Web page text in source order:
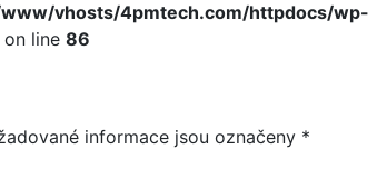
vhosts/4pmtech.com/httpdocs/wp-
on line 86
informace jsou označeny *